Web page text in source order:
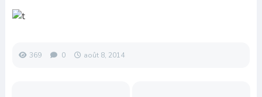
369 0 août 8, 2014